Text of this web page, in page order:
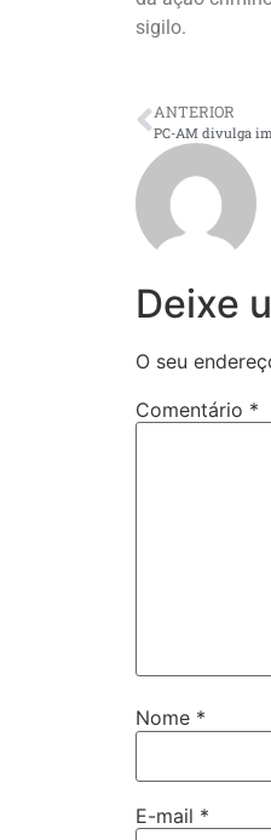
sigilo.
ANTERIOR
Deixe
O seu
Comentário *
Nome *
E-mail *